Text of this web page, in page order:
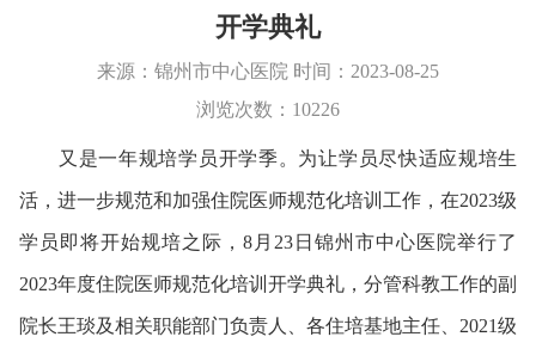
开学典礼
来源：锦州市中心医院 时间：2023-08-25
浏览次数：10226
又是一年规培学员开学季。为让学员尽快适应规培生
活，进一步规范和加强住院医师规范化培训工作，在2023级
学员即将开始规培之际，8月23日锦州市中心医院举行了
2023年度住院医师规范化培训开学典礼，分管科教工作的副
院长王琰及相关职能部门负责人、各住培基地主任、2021级